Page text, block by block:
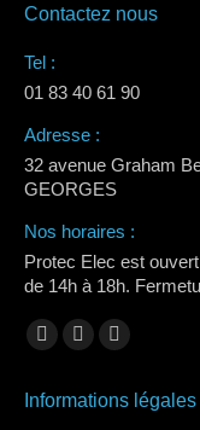
Contactez nous
Tel :
01 83 40 61 90
Adresse :
32 avenue Graham
GEORGES
Nos horaires :
Protec Elec est
de 14h à 18h.
Trouvez nous sur :
La
Facebook
La
LinkedIn
La
Instagram
Informations légales